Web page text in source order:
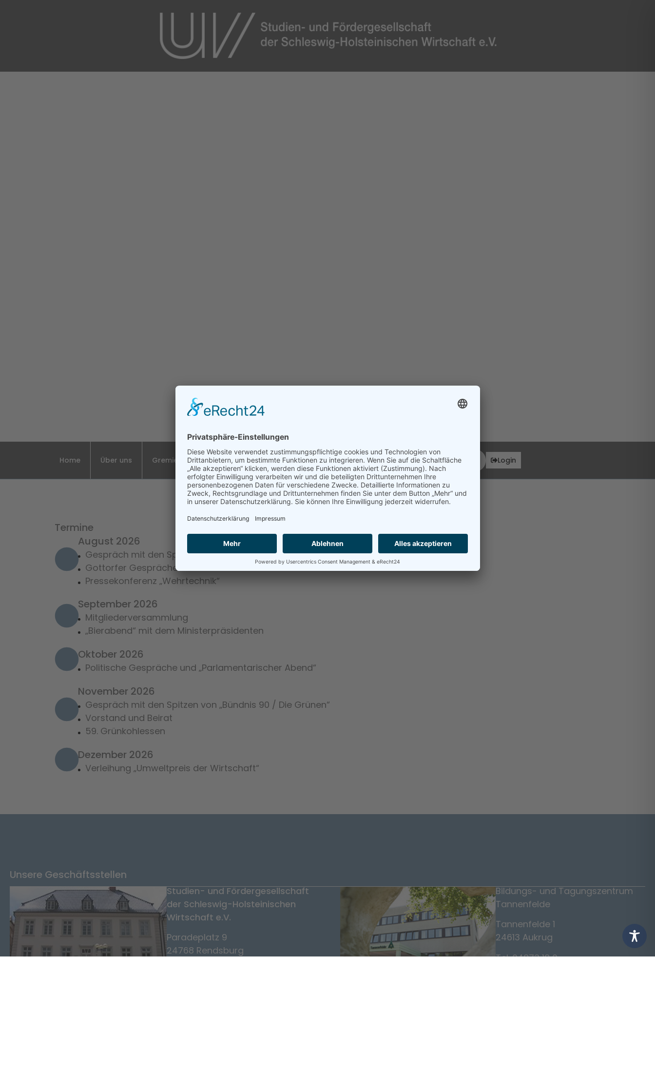
Home Über uns Gremien Veranstaltungen Termine AK Wehrtechnik Publikationen Login
Termine
August 2026
Gespräch mit den Spitzen des CDU-Landesverbandes Schleswig-Holstein
Gottorfer Gespräche
Pressekonferenz „Wehrtechnik“
September 2026
Mitgliederversammlung
„Bierabend“ mit dem Ministerpräsidenten
Oktober 2026
Politische Gespräche und „Parlamentarischer Abend“
November 2026
Gespräch mit den Spitzen von „Bündnis 90 / Die Grünen“
Vorstand und Beirat
59. Grünkohlessen
Dezember 2026
Verleihung „Umweltpreis der Wirtschaft“
Unsere Geschäftsstellen
Studien- und Fördergesellschaft
der Schleswig-Holsteinischen
Wirtschaft e.V.
Paradeplatz 9
24768 Rendsburg
Bildungs- und Tagungszentrum
Tannenfelde
Tannenfelde 1
24613 Aukrug
Tel. 04873 18 0